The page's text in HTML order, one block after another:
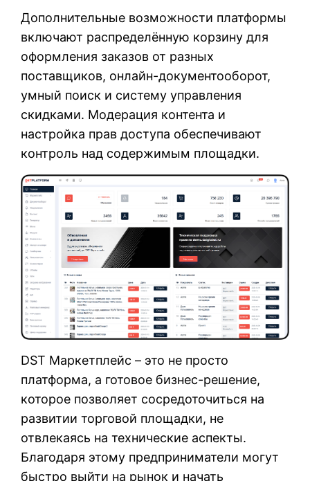
Дополнительные возможности платформы
включают распределённую корзину для
оформления заказов от разных
поставщиков, онлайн-документооборот,
умный поиск и систему управления
скидками. Модерация контента и
настройка прав доступа обеспечивают
контроль над содержимым площадки.
DST Маркетплейс – это не просто
платформа, а готовое бизнес-решение,
которое позволяет сосредоточиться на
развитии торговой площадки, не
отвлекаясь на технические аспекты.
Благодаря этому предприниматели могут
быстро выйти на рынок и начать